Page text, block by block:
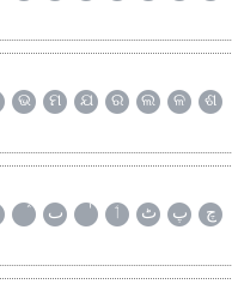
ଭ ମ ଯ ର ଲ ଳ
ଶ
ٮ ٲ ٹ پ
چ